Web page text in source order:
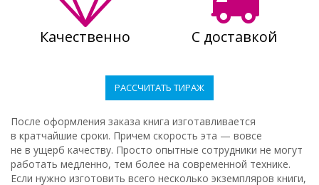
Качественно С доставкой
РАССЧИТАТЬ ТИРАЖ
После оформления заказа книга изготавливается
в кратчайшие сроки. Причем скорость эта — вовсе
не в ущерб качеству. Просто опытные сотрудники не могут
работать медленно, тем более на современной технике.
Если нужно изготовить всего несколько экземпляров книги,